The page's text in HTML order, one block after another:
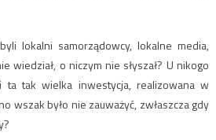
lokalni samorządowcy, lokalne media,
wiedział, o niczym nie słyszał? U nikogo
ta tak wielka inwestycja, realizowana w
wszak było nie zauważyć, zwłaszcza gdy